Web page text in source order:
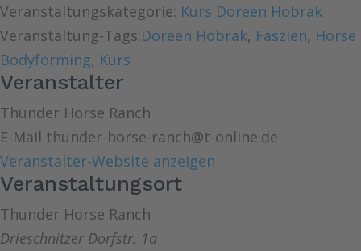
Veranstaltungskategorie: Kurs Doreen Hobrak
Veranstaltung-Tags:Doreen Hobrak, Faszien, Horse
Bodyforming, Kurs
Veranstalter
Thunder Horse Ranch
E-Mail thunder-horse-ranch@t-online.de
Veranstalter-Website anzeigen
Veranstaltungsort
Thunder Horse Ranch
Drieschnitzer Dorfstr. 1a